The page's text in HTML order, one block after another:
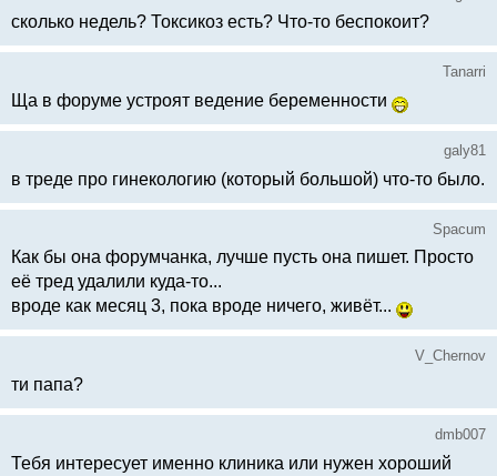
сколько недель? Токсикоз есть? Что-то беспокоит?
Tanarri
Ща в форуме устроят ведение беременности
galy81
в треде про гинекологию (который большой) что-то было.
Spacum
Как бы она форумчанка, лучше пусть она пишет. Просто
её тред удалили куда-то...
вроде как месяц 3, пока вроде ничего, живёт...
V_Chernov
ти папа?
dmb007
Тебя интересует именно клиника или нужен хороший